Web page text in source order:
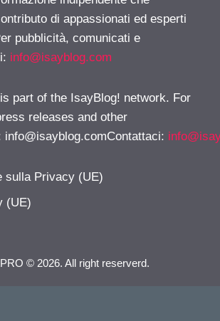
di appassionati ed esperti
pubblicità, comunicati e
info@isayblog.com
part of the IsayBlog! network. For
releases and other
info@isayblog.comContattaci:
sulla Privacy (UE)
(UE)
© 2026. All right reserverd.